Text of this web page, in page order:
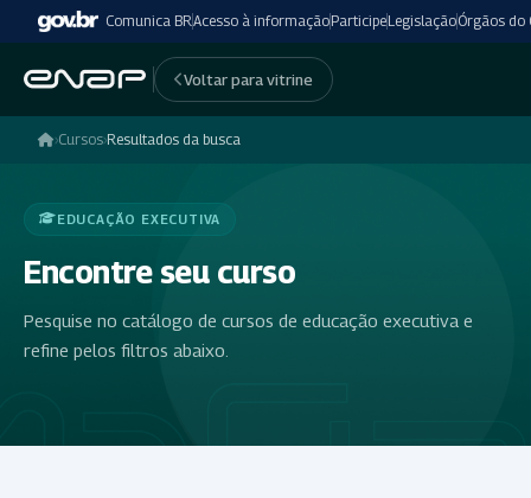
Comunica BRAcesso à informaçãoParticipeLegislaçãoÓrgãos do
Voltar para vitrine
›Cursos›Resultados da busca
EDUCAÇÃO EXECUTIVA
Encontre seu curso
Pesquise no catálogo de cursos de educação executiva e
refine pelos filtros abaixo.